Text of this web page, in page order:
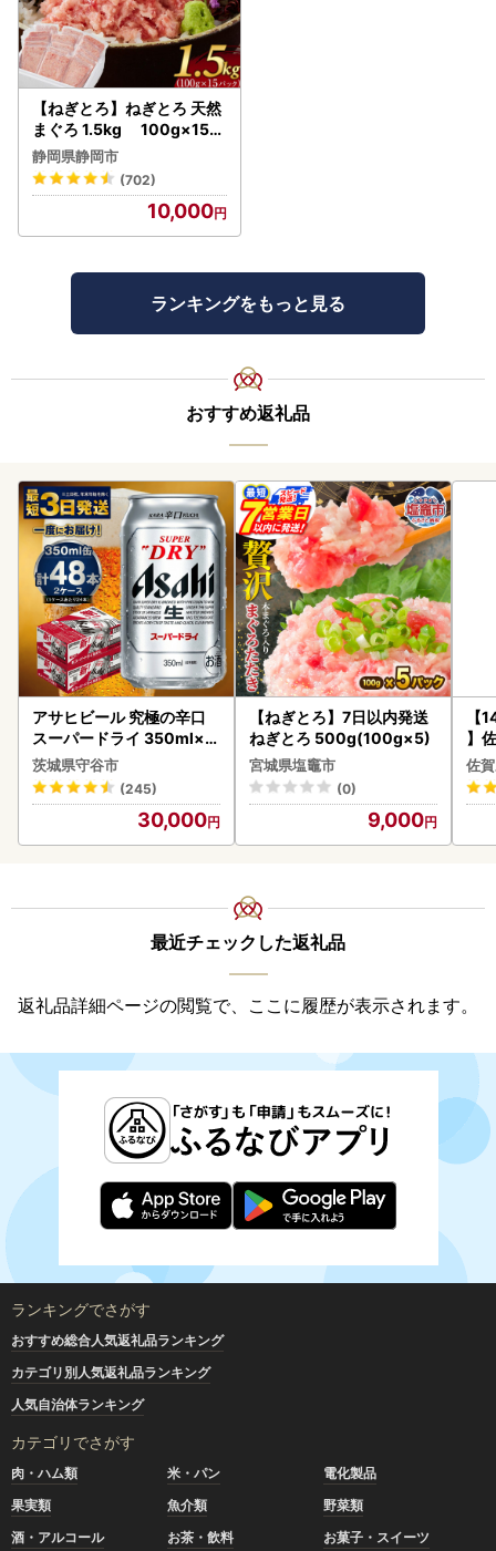
【ねぎとろ】ねぎとろ 天然
まぐろ 1.5kg 100g×15パ
ック
静岡県静岡市
(702)
10,000
ランキングをもっと見る
おすすめ返礼品
アサヒビール 究極の辛口
スーパードライ 350ml×4
8本 ビール
茨城県守谷市
(245)
30,000
【ねぎとろ】7日以内発送
ねぎとろ 500g(100g×5)
宮城県塩竈市
(0)
9,000
【
】
2
佐
最近チェックした返礼品
返礼品詳細ページの閲覧で、ここに履歴が表示されます。
ランキングでさがす
おすすめ総合人気返礼品ランキング
カテゴリ別人気返礼品ランキング
人気自治体ランキング
カテゴリでさがす
肉・ハム類 米・パン
電化製品
果実類
魚介類
野菜類
酒・アルコール
お茶・飲料
お菓子・スイーツ